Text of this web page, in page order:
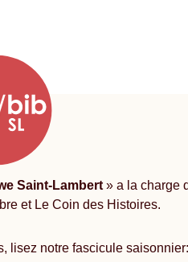
Saint-Lambert » a la charge
et Le Coin des Histoires.
lisez notre fascicule saisonnier: